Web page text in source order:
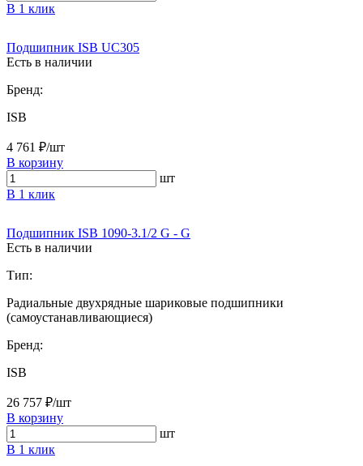
В 1 клик
Подшипник ISB UC305
Есть в наличии
Бренд:
ISB
4 761 ₽/шт
В корзину
шт
В 1 клик
Подшипник ISB 1090-3.1/2 G - G
Есть в наличии
Тип:
Радиальные двухрядные шариковые подшипники
(самоустанавливающиеся)
Бренд:
ISB
26 757 ₽/шт
В корзину
шт
В 1 клик